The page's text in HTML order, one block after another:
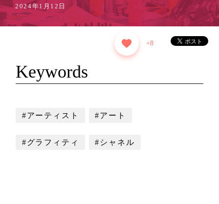
2024年1月12日
+8
Keywords
#アーティスト #アート
#グラフィティ #シャネル